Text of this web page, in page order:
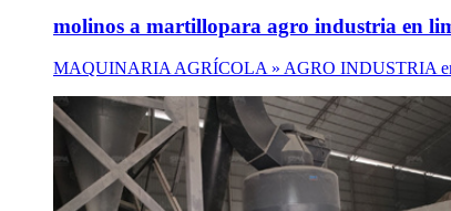
molinos a martillopara agro industria en
MAQUINARIA AGRÍCOLA » AGRO INDUSTRIA en